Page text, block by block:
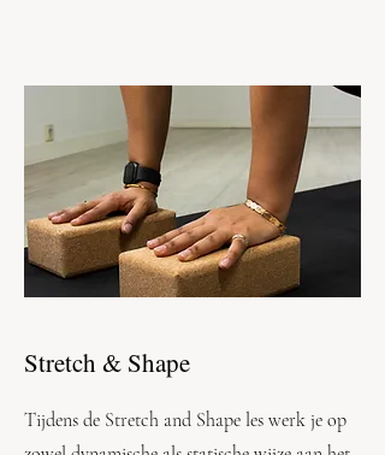
Stretch & Shape
Tijdens de Stretch and Shape les werk je op